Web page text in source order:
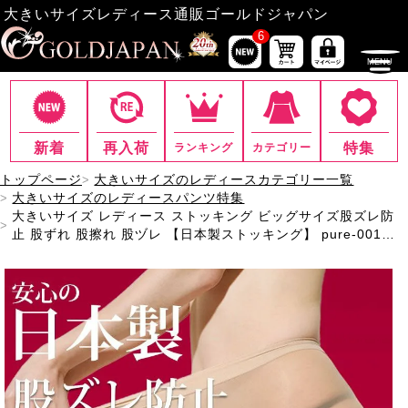
大きいサイズレディース通販ゴールドジャパン
6
新着 再入荷 ランキング カテゴリー 特集
トップページ
大きいサイズのレディースカテゴリー一覧
大きいサイズのレディースパンツ特集
大きいサイズ レディース ストッキング ビッグサイズ股ズレ防
止 股ずれ 股擦れ 股ヅレ 【日本製ストッキング】 pure-001